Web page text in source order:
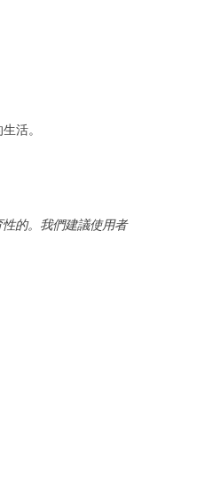
活。
的。我們建議使用者